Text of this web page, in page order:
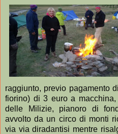
raggiunto, previo pagamento
fiorino) di 3 euro a
delle Milizie, pianoro di
avvolto da un circo di monti
via via diradantisi mentre